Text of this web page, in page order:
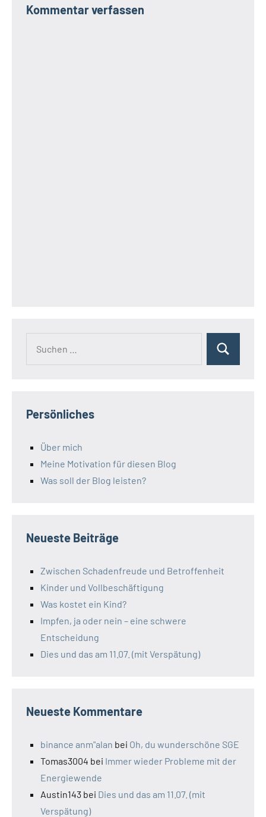
Kommentar verfassen
Suchen
Persönliches
Über mich
Meine Motivation für diesen Blog
Was soll der Blog leisten?
Neueste Beiträge
Zwischen Schadenfreude und Betroffenheit
Kinder und Vollbeschäftigung
Was kostet ein Kind?
Impfen, ja oder nein – eine schwere
Entscheidung
Dies und das am 11.07. (mit Verspätung)
Neueste Kommentare
binance anm"alan bei Oh, du wunderschöne SGE
Tomas3004 bei Immer wieder Probleme mit der
Energiewende
Austin143 bei Dies und das am 11.07. (mit
Verspätung)